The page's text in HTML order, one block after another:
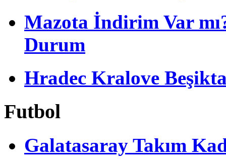
Mazota İndirim Var
Durum
Hradec Kralove
Futbol
Galatasaray Takım